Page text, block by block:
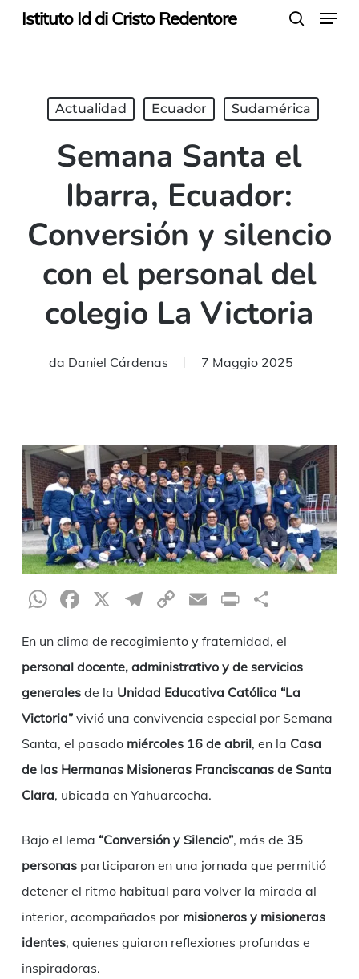
SkipIstituto Id di Cristo Redentore Menu
Actualidad Ecuador Sudamérica
Semana Santa el
Ibarra, Ecuador:
Conversión y silencio
con el personal del
colegio La Victoria
da Daniel Cárdenas 7 Maggio 2025
WhatsApp
Facebook
X Telegram
CopyEmailPrint
En un clima de recogimiento y fraternidad, el
personal docente, administrativo y de servicios
generalesde la Unidad Educativa Católica “La
Victoria”vivió una convivencia especial por Semana
Santa, el pasado miércoles 16 de abril, en la Casa
de las Hermanas Misioneras Franciscanas de Santa
Clara, ubicada en Yahuarcocha.
Bajo el lema “Conversión y Silencio”, más de 35
personasparticiparon en una jornada que permitió
detener el ritmo habitual para volver la mirada al
interior, acompañados por misioneros y misioneras
identes, quienes guiaron reflexiones profundas e
inspiradoras.